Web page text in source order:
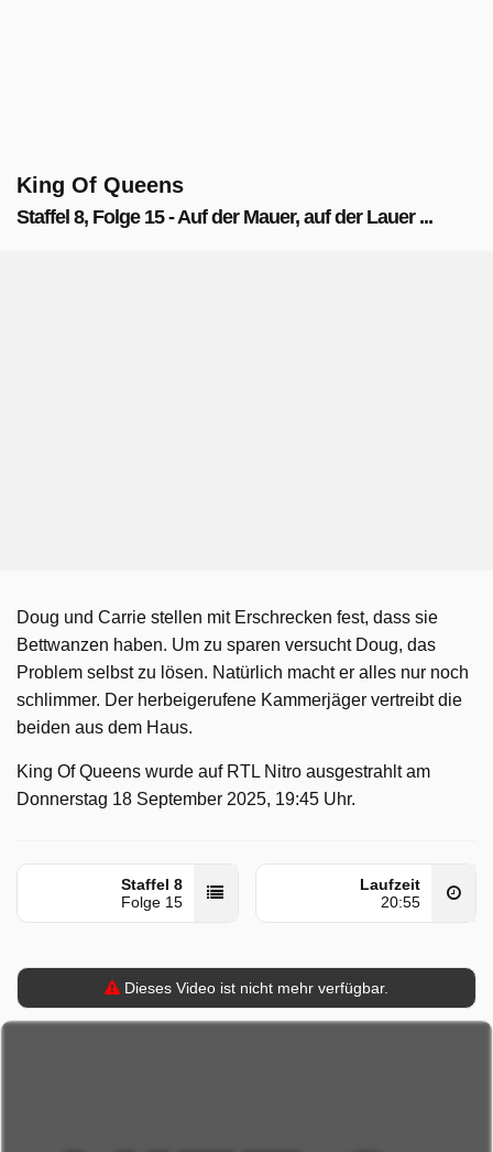
King Of Queens
Staffel 8, Folge 15 - Auf der Mauer, auf der Lauer ...
Doug und Carrie stellen mit Erschrecken fest, dass sie
Bettwanzen haben. Um zu sparen versucht Doug, das
Problem selbst zu lösen. Natürlich macht er alles nur noch
schlimmer. Der herbeigerufene Kammerjäger vertreibt die
beiden aus dem Haus.
King Of Queens wurde auf RTL Nitro ausgestrahlt am
Donnerstag 18 September 2025, 19:45 Uhr.
Staffel 8
Folge 15
Laufzeit
20:55
Dieses Video ist nicht mehr verfügbar.